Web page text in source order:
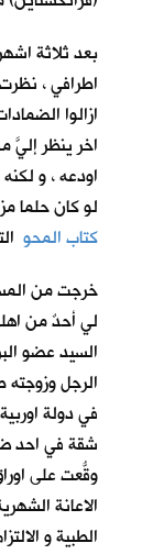
بعد ثلاثة
اطرافي ،
ازالوا
اخر ينظر إليَّ
اودعه ، و
لو كان حلما
كتاب المحو
خرجت من
لي أحدٌ من
السيد عضو
الرجل وزوجته
في دولة
شقة في احد
وقّعتُ على
الاعانة
الطبية و